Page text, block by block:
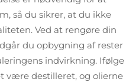
så du sikrer, at du ikke
Ved at rengøre din
du opbygning af rester
indvirkning. Ifølge
være destilleret, og olierne